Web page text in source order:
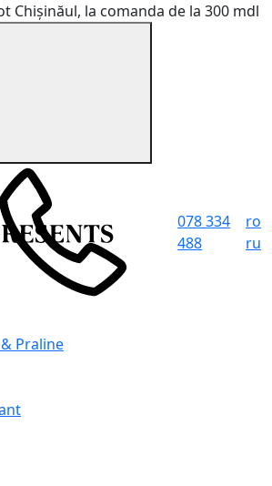
Chișinăul, la comanda de la 300 mdl
078 334
488
ro
ru
Praline